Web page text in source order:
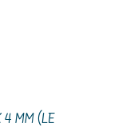
4 MM (LE